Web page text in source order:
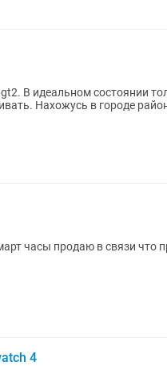
В идеальном состоянии
Нахожусь в городе
часы продаю в связи что
4